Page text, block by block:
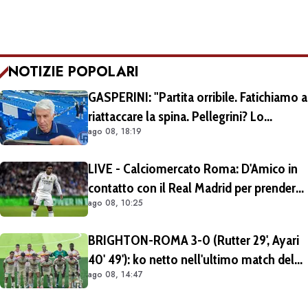
NOTIZIE POPOLARI
GASPERINI: "Partita orribile. Fatichiamo a
riattaccare la spina. Pellegrini? Lo
rivedremo in campo tra un mese.
ago 08, 18:19
LIVE - Calciomercato Roma: D'Amico in
contatto con il Real Madrid per prendere
Endrick in prestito con diritto di riscatto.
ago 08, 10:25
BRIGHTON-ROMA 3-0 (Rutter 29', Ayari
40' 49'): ko netto nell'ultimo match del
tour britannico (FOTO e VIDEO)
ago 08, 14:47